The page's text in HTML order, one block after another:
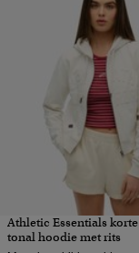
Athletic Essentials korte
tonal hoodie met rits